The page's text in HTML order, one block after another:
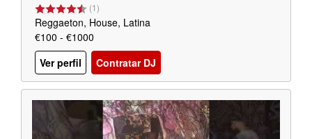
(1)
Reggaeton, House, Latina
€100 - €1000
Ver perfil
Contratar DJ